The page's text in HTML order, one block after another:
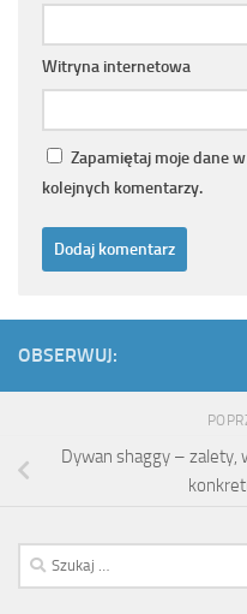
Witryna internetowa
Zapamiętaj moje dane
kolejnych komentarzy.
OBSERWUJ:
Dywan shaggy – zalety,
Szukaj: